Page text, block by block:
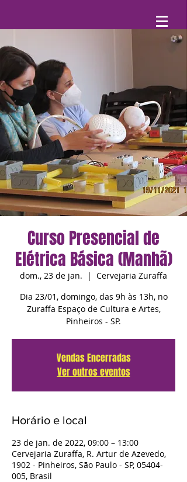
Curso Presencial de
Elétrica Básica (Manhã)
dom., 23 de jan.
  |
Cervejaria Zuraffa
Dia 23/01, domingo, das 9h às 13h, no
Zuraffa Espaço de Cultura e Artes,
Pinheiros - SP.
Vendas Encerradas
Ver outros eventos
Horário e local
23 de jan. de 2022, 09:00 – 13:00
Cervejaria Zuraffa, R. Artur de Azevedo,
1902 - Pinheiros, São Paulo - SP, 05404-
005, Brasil